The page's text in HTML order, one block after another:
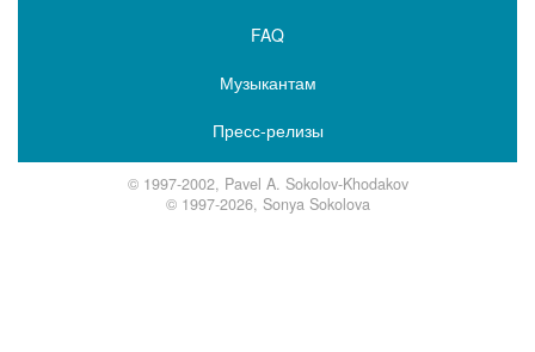
FAQ
Музыкантам
Пресс-релизы
© 1997-2002, Pavel A. Sokolov-Khodakov
© 1997-2026, Sonya Sokolova